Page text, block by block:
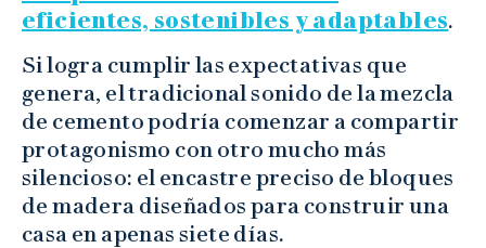
eficientes, sostenibles y adaptables.
Si logra cumplir las expectativas que
genera, el tradicional sonido de la mezcla
de cemento podría comenzar a compartir
protagonismo con otro mucho más
silencioso: el encastre preciso de bloques
de madera diseñados para construir una
casa en apenas siete días.